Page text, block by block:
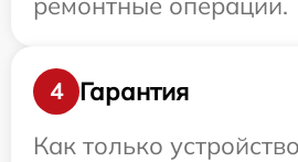
4
Гарантия
Как только